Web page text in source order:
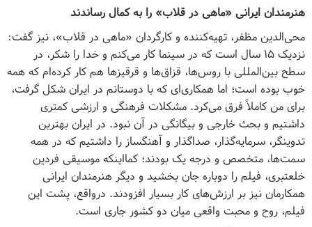
هنرمندان ایرانی «ماهی در قلاب» را به کمال رساندند
محی‌الدین مظفر، تهیه‌کننده و کارگردان «ماهی در قلاب»، نیز گفت:
نزدیک ۱۵ سال است که در سینما کار می‌کنم و خدا را شکر، در
سطح بین‌المللی با روس‌ها، قزاق‌ها و قرقیزها هم کار کرده‌ام که همه
خوب بوده است؛ اما همکاری‌ای که با دوستانم در ایران شکل گرفت،
برای من کاملاً فرق می‌کرد. مشکلات فرهنگی و ارزشی کمتری
داشتیم و بحث خارجی و بیگانگی در آن نبود. در ایران بهترین
تدوینگر، سرمایه‌گذار، صداگذار و آهنگساز را داشتیم که در همه
سمت‌ها، متخصص و درجه یک بودند؛ کمااینکه موسیقی فردین
خلعتبری، فیلم را دوباره جان بخشید و دیگر هنرمندان ایرانی
همکارمان نیز بر ارزش‌های کار بسیار افزودند. درواقع، پشت این
فیلم، روح و محبت واقعی میان دو کشور جاری است.